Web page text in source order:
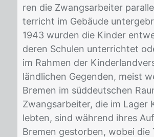
ren die Zwangs­ar­bei­ter
ter­richt im Ge­bäu­de
1943 wur­den die Kin­der
de­ren Schu­len un­ter­rich­tet
im Rah­men der
länd­li­chen Ge­gen­den, meist
Bre­men im süd­deut­schen
Zwangs­ar­bei­ter, die im La­ger
leb­ten, sind wäh­rend ih­res
Bre­men ge­stor­ben, wo­bei